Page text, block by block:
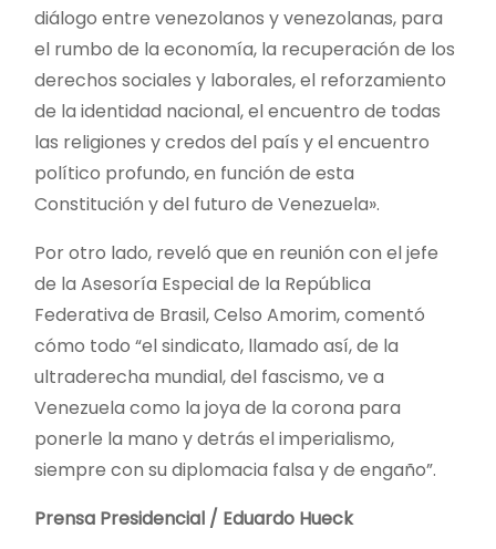
diálogo entre venezolanos y venezolanas, para
el rumbo de la economía, la recuperación de los
derechos sociales y laborales, el reforzamiento
de la identidad nacional, el encuentro de todas
las religiones y credos del país y el encuentro
político profundo, en función de esta
Constitución y del futuro de Venezuela».
Por otro lado, reveló que en reunión con el jefe
de la Asesoría Especial de la República
Federativa de Brasil, Celso Amorim, comentó
cómo todo “el sindicato, llamado así, de la
ultraderecha mundial, del fascismo, ve a
Venezuela como la joya de la corona para
ponerle la mano y detrás el imperialismo,
siempre con su diplomacia falsa y de engaño”.
Prensa Presidencial / Eduardo Hueck